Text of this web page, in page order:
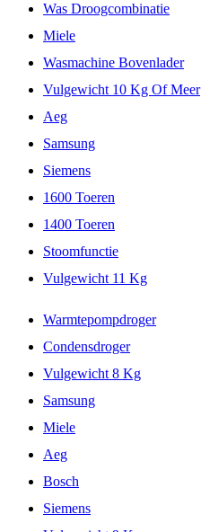
Was Droogcombinatie
Miele
Wasmachine Bovenlader
Vulgewicht 10 Kg Of Meer
Aeg
Samsung
Siemens
1600 Toeren
1400 Toeren
Stoomfunctie
Vulgewicht 11 Kg
Warmtepompdroger
Condensdroger
Vulgewicht 8 Kg
Samsung
Miele
Aeg
Bosch
Siemens